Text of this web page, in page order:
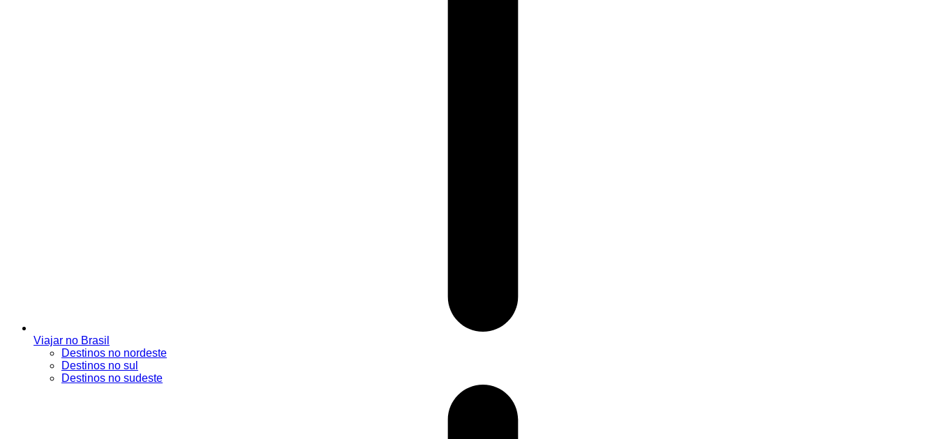
Viajar no Brasil
Destinos no nordeste
Destinos no sul
Destinos no sudeste